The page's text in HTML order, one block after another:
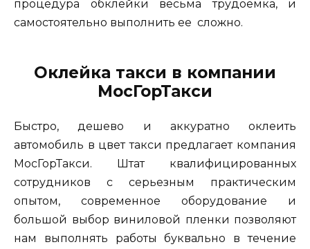
процедура обклейки весьма трудоемка, и
самостоятельно выполнить ее сложно.
Оклейка такси в компании
МосГорТакси
Быстро, дешево и аккуратно оклеить
автомобиль в цвет такси предлагает компания
МосГорТакси. Штат квалифицированных
сотрудников с серьезным практическим
опытом, современное оборудование и
большой выбор виниловой пленки позволяют
нам выполнять работы буквально в течение